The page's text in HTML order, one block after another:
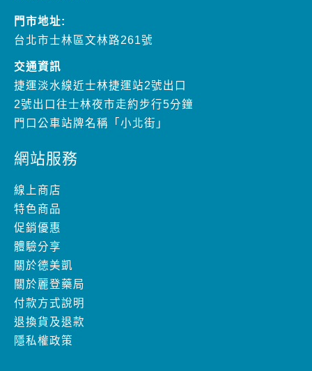
交通資訊
捷運淡水線近士林捷運站2號出口
門口公車站牌名稱「小北街」
網站服務
特色商品
體驗分享
關於德美凱
關於麗登藥局
付款方式說明
退換貨及退款
隱私權政策